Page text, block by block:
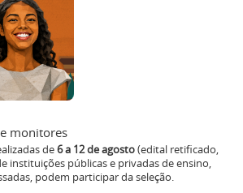
monitores
de6 a 12 de agosto(edital retificado,
instituições públicas e privadas de ensino,
podem participar da seleção.